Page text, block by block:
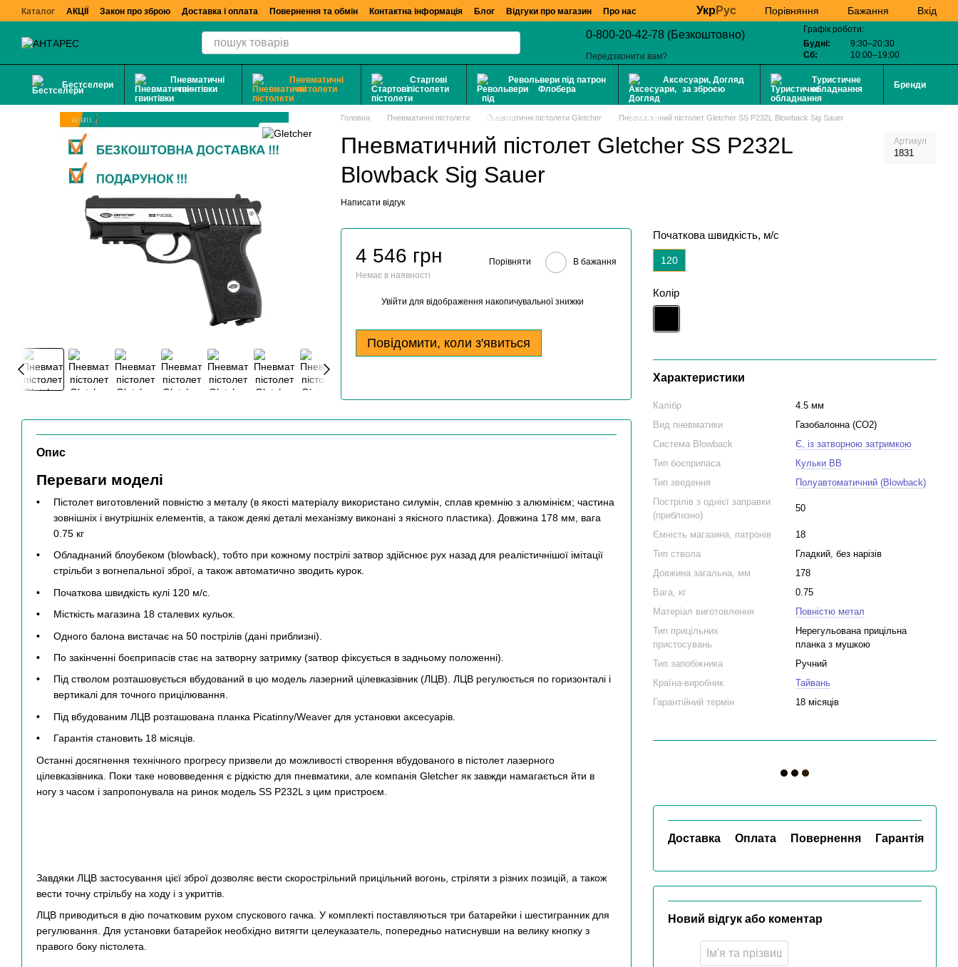
Перейти до основного контенту
Каталог АКЦІЇ Закон про зброю Доставка і оплата Повернення та обмін Контактна інформація Блог Відгуки про магазин Про нас УкрРус Порівняння Бажання Вхід
0-800-20-42-78 (Безкоштовно)
Передзвонити вам?
Графік роботи:
Будні:
9:30–20:30
Сб:
10:00–19:00
Бестселери
Пневматичні
гвинтівки
Пневматичні
пістолети
Стартові
пістолети
Револьвери під патрон
Флобера
Аксесуари, Догляд
за зброєю
Туристичне
обладнання
Бренди
Головна Пневматичні пістолети Пневматичні пістолети Gletcher Пневматичний пістолет Gletcher SS P232L Blowback Sig Sauer
Пневматичний пістолет Gletcher SS P232L
Blowback Sig Sauer
Артикул
1831
Написати відгук
4 546 грн
Немає в наявності
Порівняти В бажання
Увійти для відображення накопичувальної знижки
Повідомити, коли з'явиться
Початкова швидкість, м/с
120
Колір
Характеристики
Калібр
4.5 мм
Вид пневматики
Газобалонна (CO2)
Система Blowback
Є, із затворною затримкою
Тип боєприпаса
Кульки BB
Тип зведення
Полуавтоматичний (Blowback)
Пострілів з однієї заправки
(приблизно)
50
Ємність магазина, патронів
18
Тип ствола
Гладкий, без нарізів
Довжина загальна, мм
178
Вага, кг
0.75
Матеріал виготовлення
Повністю метал
Тип прицільних
пристосувань
Нерегульована прицільна
планка з мушкою
Тип запобіжника
Ручний
Країна-виробник
Тайвань
Гарантійний термін
18 місяців
Доставка Оплата Повернення Гарантія
Новий відгук або коментар
Опис
Переваги моделі
Пістолет виготовлений повністю з металу (в якості матеріалу використано силумін, сплав кремнію з алюмінієм; частина
зовнішніх і внутрішніх елементів, а також деякі деталі механізму виконані з якісного пластика). Довжина 178 мм, вага
0.75 кг
Обладнаний блоубеком (blowback), тобто при кожному пострілі затвор здійснює рух назад для реалістичнішої імітації
стрільби з вогнепальної зброї, а також автоматично зводить курок.
Початкова швидкість кулі 120 м/с.
Місткість магазина 18 сталевих кульок.
Одного балона вистачає на 50 пострілів (дані приблизні).
По закінченні боєприпасів стає на затворну затримку (затвор фіксується в задньому положенні).
Під стволом розташовується вбудований в цю модель лазерний цілевказівник (ЛЦВ). ЛЦВ регулюється по горизонталі і
вертикалі для точного прицілювання.
Під вбудованим ЛЦВ розташована планка Picatinny/Weaver для установки аксесуарів.
Гарантія становить 18 місяців.
Останні досягнення технічного прогресу призвели до можливості створення вбудованого в пістолет лазерного
цілевказівника. Поки таке нововведення є рідкістю для пневматики, але компанія Gletcher як завжди намагається йти в
ногу з часом і запропонувала на ринок модель SS P232L з цим пристроєм.
Завдяки ЛЦВ застосування цієї зброї дозволяє вести скорострільний прицільний вогонь, стріляти з різних позицій, а також
вести точну стрільбу на ходу і з укриттів.
ЛЦВ приводиться в дію початковим рухом спускового гачка. У комплекті поставляються три батарейки і шестигранник для
регулювання. Для установки батарейок необхідно витягти целеуказатель, попередньо натиснувши на велику кнопку з
правого боку пістолета.